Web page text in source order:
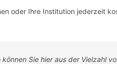
oder Ihre Institution jederzeit
Sie hier aus der Vielzahl